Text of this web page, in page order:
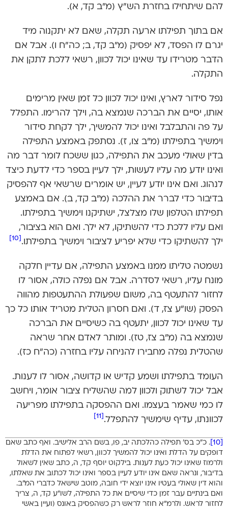
להם שיתחילו בחזרת הש”ץ (מ”ב קד, א).
אם בתוך תפילתו ארעה תקלה, שאם לא יתקנוה מיד
יגרם לו הפסד, לא יפסיק (מ”ב קד, ב; כה”ח ו). אבל אם
הדבר מטרידו עד שאינו יכול לכוון, רשאי ללכת לתקן את
התקלה.
נפל סידור לארץ, ואינו יכול לכוון כל זמן שאין מרימים
אותו, יסיים את הברכה שנמצא בה, וילך להרימו. התפלל
על פה והתבלבל ואינו יכול להמשיך, ילך לקחת סידור
וימשיך בתפילתו (מ”ב צו, ז). נסתפק באמצע התפילה
בדין שאולי מעכב את התפילה, כגון ששכח לומר דבר מה
ואינו יודע מה עליו לעשות, ילך לעיין בספר כדי לדעת כיצד
לנהוג. ואם אינו יודע לעיין, יש אומרים שרשאי אף להפסיק
בדיבור כדי לברר את ההלכה (מ”ב קד, ב). אם באמצע
תפילתו הטלפון שלו מצלצל, ישתיקנו וימשיך בתפילתו.
ואם עליו ללכת כדי להשתיקו, לא ילך. ואם הוא בציבור,
ילך להשתיקו כדי שלא יפריע לציבור וימשיך בתפילתו.
נשמטה טליתו ממנו באמצע התפילה, אם עדיין חלקה
מונח עליו, רשאי לסדרה. אבל אם נפלה כולה, אסור לו
לחזור להתעטף בה, משום שפעולת ההתעטפות מהווה
הפסק (שו”ע צז, ד). ואם חסרון הטלית מטריד אותו כל כך
עד שאינו יכול לכוון, יתעטף בה כשיסיים את הברכה
שנמצא בה (מ”ב צז, טז). ומותר לאדם אחר שראה
שהטלית נפלה מחבירו להניחה עליו בחזרה (כה”ח כז).
העומד בתפילתו ושמע קדיש או קדושה, אסור לו לענות.
אבל יכול לשתוק ולכוון למה שהשליח ציבור אומר, ויחשב
לו כמי שאמר בעצמו. ואם ההפסקה בתפילתו מפריעה
לכוונתו, עדיף שימשיך להתפלל.
. כ”כ בס’ תפילה כהלכתה יב, פו, בשם הרב אלישיב. ואף כתב שאם
דופקים על הדלת ואינו יכול להמשיך לכוון, רשאי לפתוח את הדלת
ולרמוז שאינו יכול כעת לענות. בילקוט יוסף קד, ה, כתב שאין לשאול
בדיבור, ונראה שאם אינו יודע לעיין בספר ואינו יכול לכתוב את שאלתו,
והוא דין שאולי בעטיו אינו יוצא ידי חובה, מוטב שישאל כדברי המ”ב.
ואם בינתיים עבר זמן כדי שיסיים את כל התפילה, לשו”ע קד, ה, צריך
לחזור לראש. ולרמ”א חוזר לראש רק כשהפסיק באונס (ועיין באשי